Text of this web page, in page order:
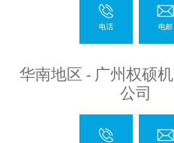
华南地区 - 广州权硕
公司